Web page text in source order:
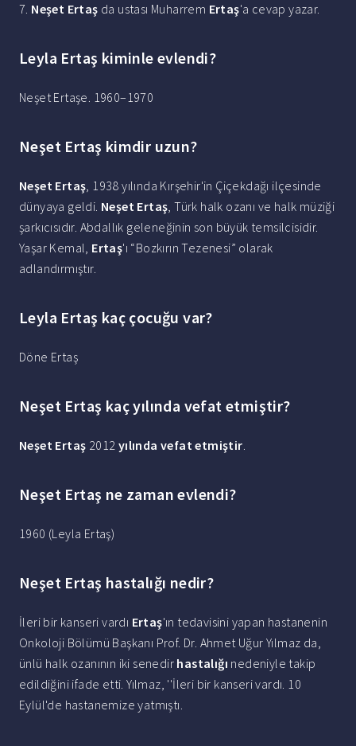
7. Neşet Ertaş da ustası Muharrem Ertaş'a cevap yazar.
Leyla Ertaş kiminle evlendi?
Neşet Ertaşe. 1960–1970
Neşet Ertaş kimdir uzun?
Neşet Ertaş, 1938 yılında Kırşehir'in Çiçekdağı ilçesinde
dünyaya geldi. Neşet Ertaş, Türk halk ozanı ve halk müziği
şarkıcısıdır. Abdallık geleneğinin son büyük temsilcisidir.
Yaşar Kemal, Ertaş'ı “Bozkırın Tezenesi” olarak
adlandırmıştır.
Leyla Ertaş kaç çocuğu var?
Döne Ertaş
Neşet Ertaş kaç yılında vefat etmiştir?
Neşet Ertaş 2012 yılında vefat etmiştir.
Neşet Ertaş ne zaman evlendi?
1960 (Leyla Ertaş)
Neşet Ertaş hastalığı nedir?
İleri bir kanseri vardı Ertaş'ın tedavisini yapan hastanenin
Onkoloji Bölümü Başkanı Prof. Dr. Ahmet Uğur Yılmaz da,
ünlü halk ozanının iki senedir hastalığı nedeniyle takip
edildiğini ifade etti. Yılmaz, ''İleri bir kanseri vardı. 10
Eylül'de hastanemize yatmıştı.